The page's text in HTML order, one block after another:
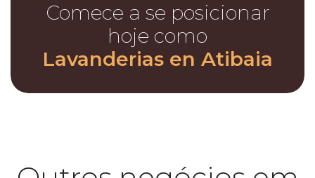
Comece a se posicionar
hoje como
Lavanderias en Atibaia